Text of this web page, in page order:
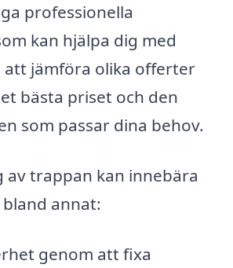
professionella
kan hjälpa dig med
att jämföra olika offerter
bästa priset och den
som passar dina behov.
av trappan kan innebära
annat:
genom att fixa